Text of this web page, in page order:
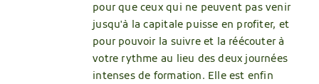
pour que ceux qui ne peuvent pas venir
jusqu'à la capitale puisse en profiter, et
pour pouvoir la suivre et la réécouter à
votre rythme au lieu des deux journées
intenses de formation. Elle est enfin